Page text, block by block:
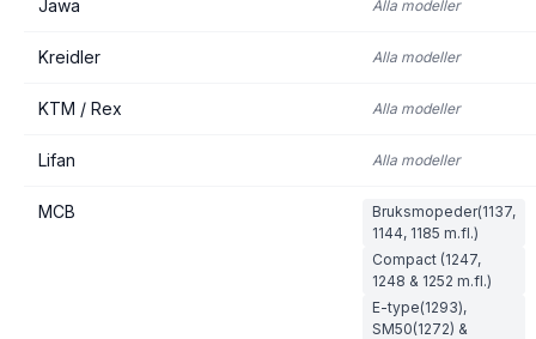
Jawa Alla modeller
Kreidler Alla modeller
KTM / Rex Alla modeller
Lifan Alla modeller
MCB
Bruksmopeder(1137,
1144, 1185 m.fl.)
Compact (1247,
1248 & 1252 m.fl.)
E-type(1293),
SM50(1272) &